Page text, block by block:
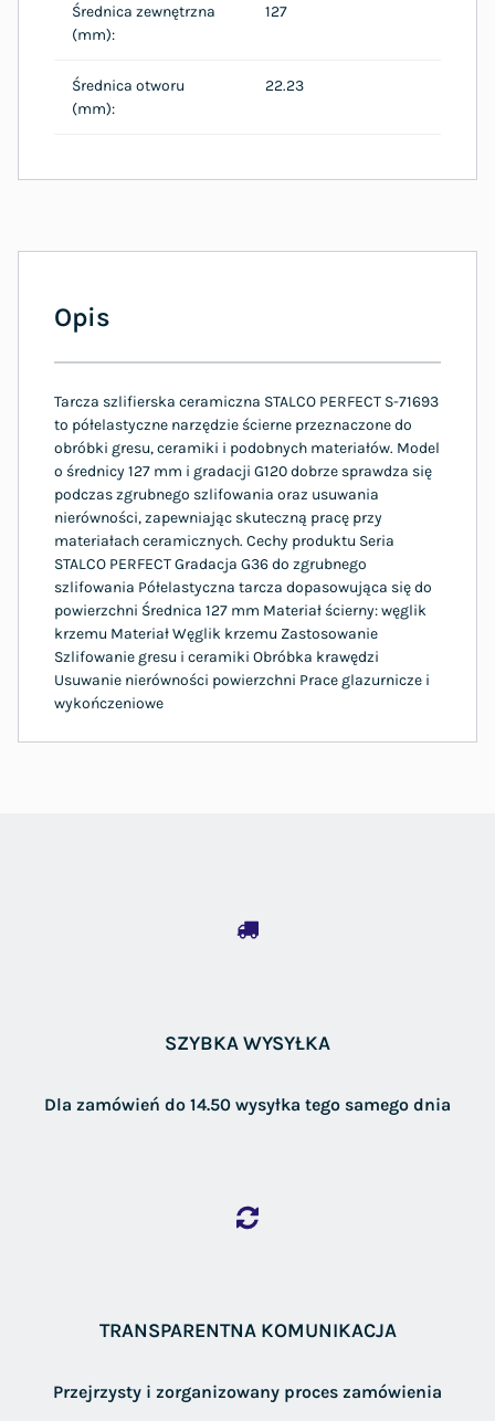
Średnica zewnętrzna
(mm):
127
Średnica otworu
(mm):
22.23
Opis
Tarcza szlifierska ceramiczna STALCO PERFECT S-71693
to półelastyczne narzędzie ścierne przeznaczone do
obróbki gresu, ceramiki i podobnych materiałów. Model
o średnicy 127 mm i gradacji G120 dobrze sprawdza się
podczas zgrubnego szlifowania oraz usuwania
nierówności, zapewniając skuteczną pracę przy
materiałach ceramicznych. Cechy produktu Seria
STALCO PERFECT Gradacja G36 do zgrubnego
szlifowania Półelastyczna tarcza dopasowująca się do
powierzchni Średnica 127 mm Materiał ścierny: węglik
krzemu Materiał Węglik krzemu Zastosowanie
Szlifowanie gresu i ceramiki Obróbka krawędzi
Usuwanie nierówności powierzchni Prace glazurnicze i
wykończeniowe
SZYBKA WYSYŁKA
Dla zamówień do 14.50 wysyłka tego samego dnia
TRANSPARENTNA KOMUNIKACJA
Przejrzysty i zorganizowany proces zamówienia